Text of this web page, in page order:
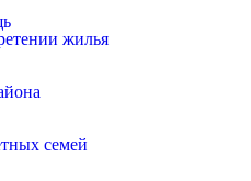
жилья
семей